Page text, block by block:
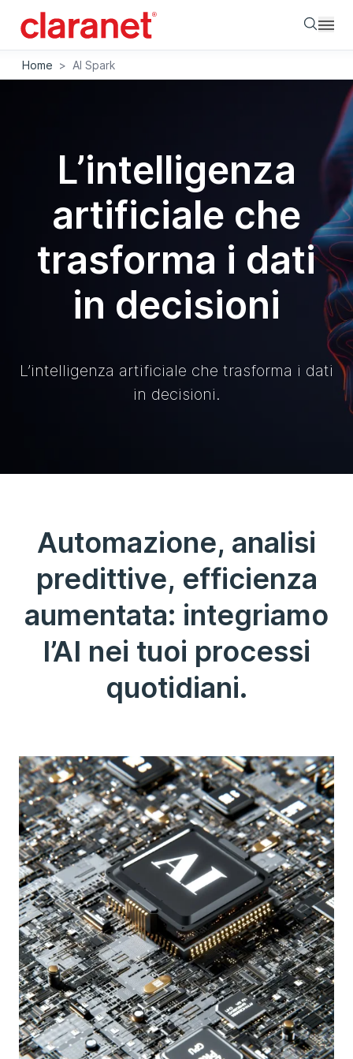
Home > AI Spark
L’intelligenza
artificiale che
trasforma i dati
in decisioni
L’intelligenza artificiale che trasforma i dati
in decisioni.
Automazione, analisi
predittive, efficienza
aumentata: integriamo
l’AI nei tuoi processi
quotidiani.